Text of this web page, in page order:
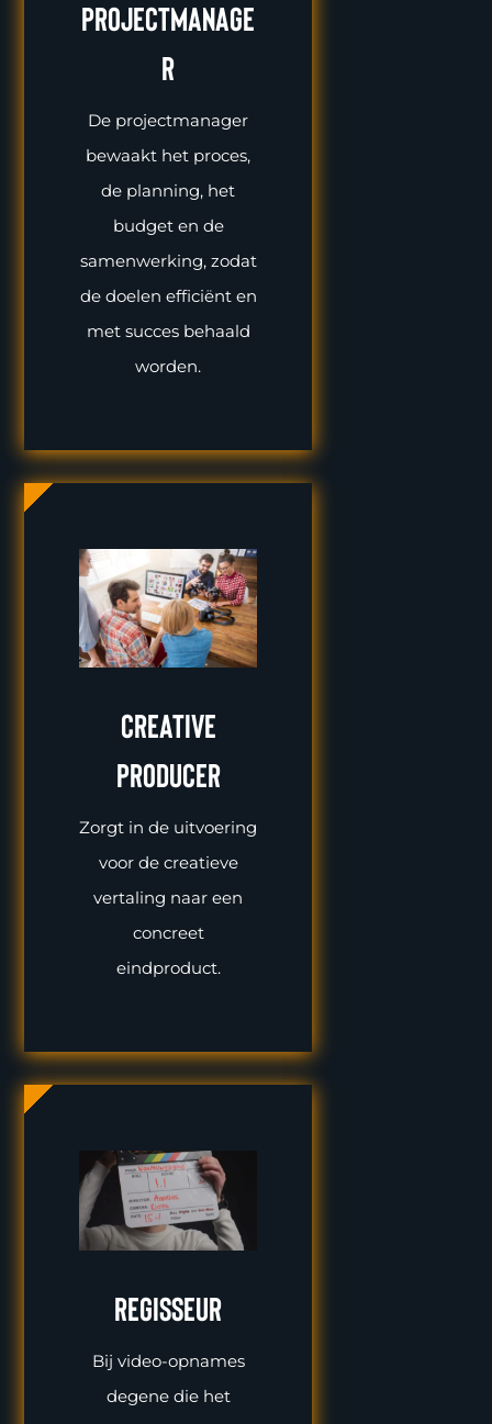
projectmanage
r
De projectmanager
bewaakt het proces,
de planning, het
budget en de
samenwerking, zodat
de doelen efficiënt en
met succes behaald
worden.
Creative
Producer
Zorgt in de uitvoering
voor de creatieve
vertaling naar een
concreet
eindproduct.
Regisseur
Bij video-opnames
degene die het